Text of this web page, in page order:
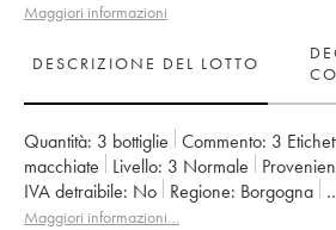
Maggiori informazioni
DESCRIZIONE DEL LOTTO
Quantità: 3 bottiglie Commento: 3
macchiate
Livello: 3 Normale
IVA detraibile:
no Regione:
Borgogna
Denominazione:
Chassagne-Montrachet
Maggiori informazioni…